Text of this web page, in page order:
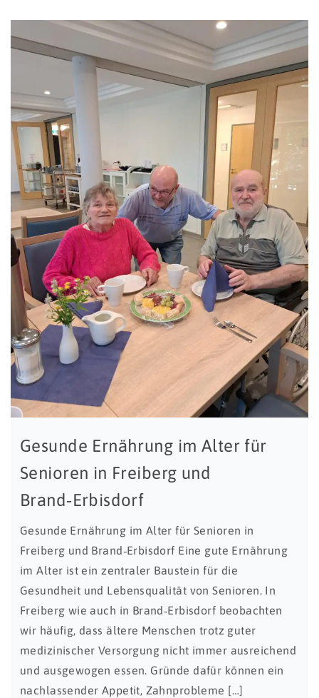
Gesunde Ernährung im Alter für
Senioren in Freiberg und
Brand‑Erbisdorf
Gesunde Ernährung im Alter für Senioren in
Freiberg und Brand‑Erbisdorf Eine gute Ernährung
im Alter ist ein zentraler Baustein für die
Gesundheit und Lebensqualität von Senioren. In
Freiberg wie auch in Brand‑Erbisdorf beobachten
wir häufig, dass ältere Menschen trotz guter
medizinischer Versorgung nicht immer ausreichend
und ausgewogen essen. Gründe dafür können ein
nachlassender Appetit, Zahnprobleme […]